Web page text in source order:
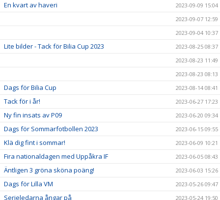
En kvart av haveri
2023-09-09 15:04
2023-09-07 12:59
2023-09-04 10:37
Lite bilder - Tack för Bilia Cup 2023
2023-08-25 08:37
2023-08-23 11:49
2023-08-23 08:13
Dags för Bilia Cup 2023-08-14 08:41
Tack för i år! 2023-06-27 17:23
Ny fin insats av P09 2023-06-20 09:34
Dags för Sommarfotbollen 2023 2023-06-15 09:55
Klä dig fint i sommar! 2023-06-09 10:21
Fira nationaldagen med Uppåkra IF 2023-06-05 08:43
Äntligen 3 gröna sköna poäng! 2023-06-03 15:26
Dags för Lilla VM 2023-05-26 09:47
Serieledarna ångar på 2023-05-24 19:50